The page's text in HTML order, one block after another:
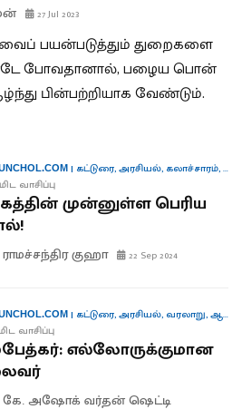
27 Jul 2023
பயன்படுத்தும் துறைகளை
போவதானால், பழைய பொன்
பின்பற்றியாக வேண்டும்.
| கட்டுரை,அரசியல், கலாச்சாரம்,
வாசிப்பு
முன்னுள்ள பெரிய
ராமச்சந்திர குஹா 22 Sep 2024
| கட்டுரை,அரசியல், வரலாறு,ஆளுமைகள்
வாசிப்பு
எல்லோருக்குமான
கே. அஷோக் வர்தன் ஷெட்டி